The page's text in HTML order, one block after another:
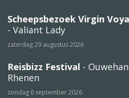
Scheepsbezoek Virgin
- Valiant Lady
zaterdag 29 augustus 2026
Reisbizz Festival -
Rhenen
zondag 6 september 2026